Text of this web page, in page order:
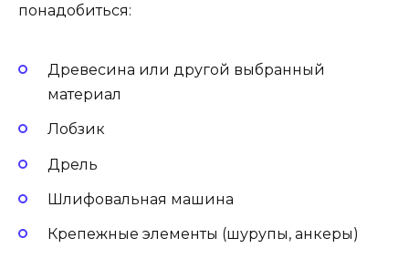
понадобиться:
Древесина или другой выбранный
материал
Лобзик
Дрель
Шлифовальная машина
Крепежные элементы (шурупы, анкеры)